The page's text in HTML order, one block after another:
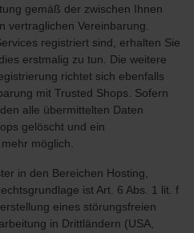
gemäß der zwischen Ihnen
vertraglichen Vereinbarung.
registriert sind, erhalten Sie
erstmalig zu tun. Die weitere
richtet sich ebenfalls
mit Trusted Shops. Sofern
alle übermittelten Daten
gelöscht und ein
möglich.
in den Bereichen Hosting,
ist Art. 6 Abs. 1 lit. f
eines störungsfreien
in Drittländern (USA,